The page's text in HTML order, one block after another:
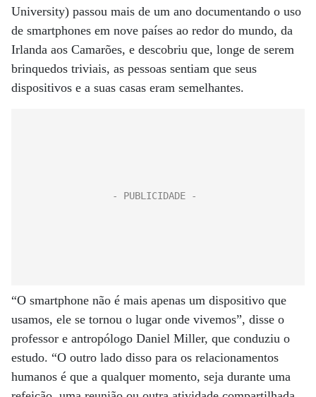
University) passou mais de um ano documentando o uso
de smartphones em nove países ao redor do mundo, da
Irlanda aos Camarões, e descobriu que, longe de serem
brinquedos triviais, as pessoas sentiam que seus
dispositivos e a suas casas eram semelhantes.
“O smartphone não é mais apenas um dispositivo que
usamos, ele se tornou o lugar onde vivemos”, disse o
professor e antropólogo Daniel Miller, que conduziu o
estudo. “O outro lado disso para os relacionamentos
humanos é que a qualquer momento, seja durante uma